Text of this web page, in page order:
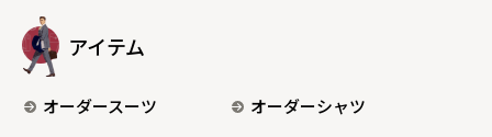
アイテム
オーダースーツ
オーダーシャツ